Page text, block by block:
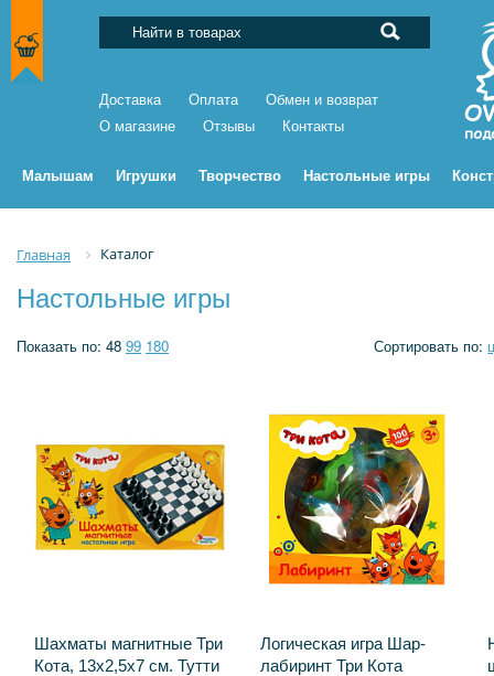
Доставка Оплата
Обмен и возврат
О магазине
Отзывы Контакты
Малышам Игрушки Творчество Настольные игры
Главная Каталог
Настольные игры
Показать по: 48 99 180 Сортировать по:
Шахматы магнитные Три
Кота, 13х2,5х7 см. Тутти
Логическая игра Шар-
лабиринт Три Кота